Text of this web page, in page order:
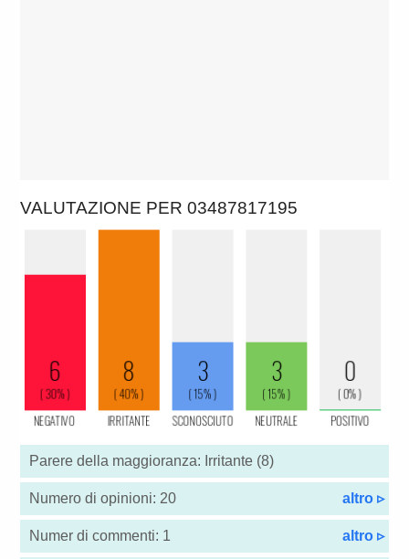
VALUTAZIONE PER 03487817195
Parere della maggioranza: Irritante (8)
Numero di opinioni: 20 altro ▹
Numer di commenti: 1 altro ▹